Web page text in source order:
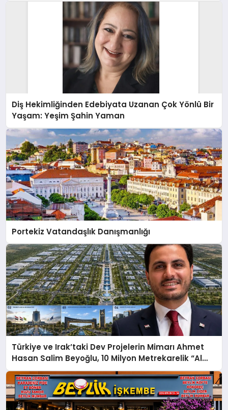
Diş Hekimliğinden Edebiyata Uzanan Çok Yönlü Bir
Yaşam: Yeşim Şahin Yaman
Portekiz Vatandaşlık Danışmanlığı
Türkiye ve Irak’taki Dev Projelerin Mimarı Ahmet
Hasan Salim Beyoğlu, 10 Milyon Metrekarelik “Al
Yusuf Holding Industrial City” Projesini Hayata
Geçirecek